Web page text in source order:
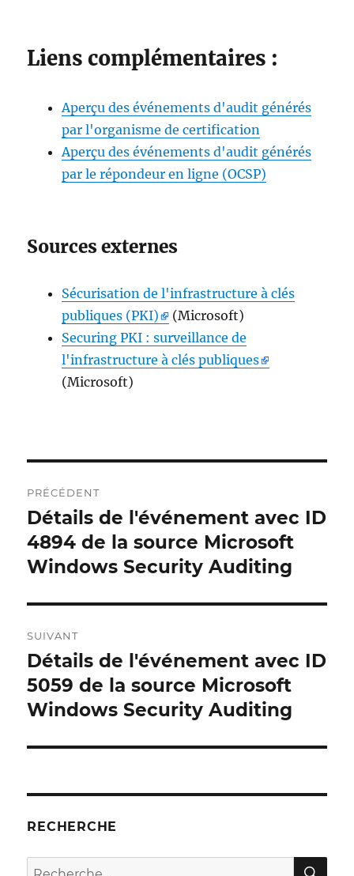
Liens complémentaires :
Aperçu des événements d'audit générés
par l'organisme de certification
Aperçu des événements d'audit générés
par le répondeur en ligne (OCSP)
Sources externes
Sécurisation de l'infrastructure à clés
publiques (PKI)
(Microsoft)
Securing PKI : surveillance de
l'infrastructure à clés publiques
(Microsoft)
postale
PRÉCÉDENT
Publication
précédente :
Détails de l'événement avec ID
4894 de la source Microsoft
Windows Security Auditing
SUIVANT
Publication
suivante :
Détails de l'événement avec ID
5059 de la source Microsoft
Windows Security Auditing
RECHERCHE
Recherche